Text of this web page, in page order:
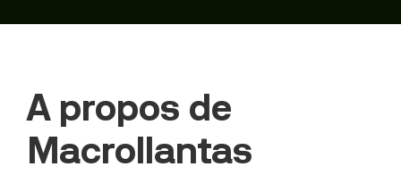
A propos de
Macrollantas